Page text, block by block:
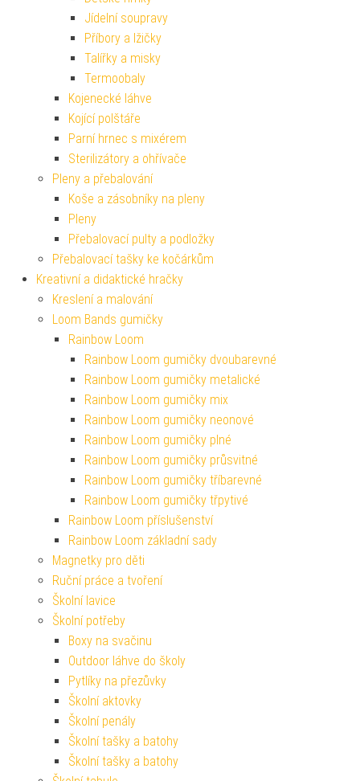
Jídelní soupravy
Příbory a lžičky
Talířky a misky
Termoobaly
Kojenecké láhve
Kojící polštáře
Parní hrnec s mixérem
Sterilizátory a ohřívače
Pleny a přebalování
Koše a zásobníky na pleny
Pleny
Přebalovací pulty a podložky
Přebalovací tašky ke kočárkům
Kreativní a didaktické hračky
Kreslení a malování
Loom Bands gumičky
Rainbow Loom
Rainbow Loom gumičky dvoubarevné
Rainbow Loom gumičky metalické
Rainbow Loom gumičky mix
Rainbow Loom gumičky neonové
Rainbow Loom gumičky plné
Rainbow Loom gumičky průsvitné
Rainbow Loom gumičky tříbarevné
Rainbow Loom gumičky třpytivé
Rainbow Loom příslušenství
Rainbow Loom základní sady
Magnetky pro děti
Ruční práce a tvoření
Školní lavice
Školní potřeby
Boxy na svačinu
Outdoor láhve do školy
Pytlíky na přezůvky
Školní aktovky
Školní penály
Školní tašky a batohy
Školní tašky a batohy